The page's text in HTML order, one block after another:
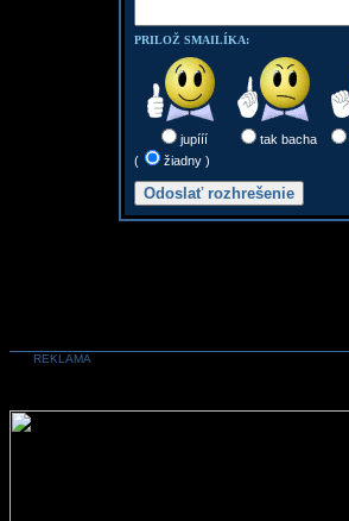
PRILOŽ SMAILÍKA:
jupííí tak bacha
(
žiadny )
REKLAMA